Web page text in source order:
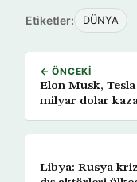
Etiketler: DÜNYA
← ÖNCEKI
Elon Musk, Tesla
milyar dolar
Libya: Rusya